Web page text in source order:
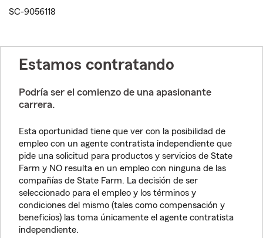
SC-9056118
Estamos contratando
Podría ser el comienzo de una apasionante
carrera.
Esta oportunidad tiene que ver con la posibilidad de
empleo con un agente contratista independiente que
pide una solicitud para productos y servicios de State
Farm y NO resulta en un empleo con ninguna de las
compañías de State Farm. La decisión de ser
seleccionado para el empleo y los términos y
condiciones del mismo (tales como compensación y
beneficios) las toma únicamente el agente contratista
independiente.